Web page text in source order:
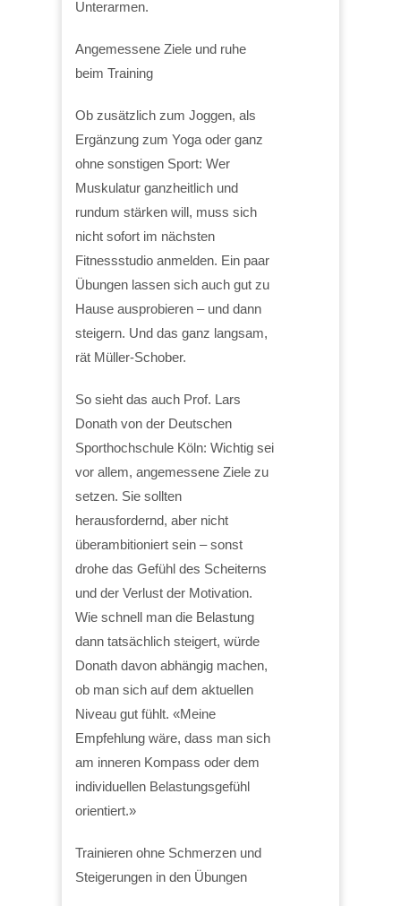
Unterarmen.
Angemessene Ziele und ruhe
beim Training
Ob zusätzlich zum Joggen, als
Ergänzung zum Yoga oder ganz
ohne sonstigen Sport: Wer
Muskulatur ganzheitlich und
rundum stärken will, muss sich
nicht sofort im nächsten
Fitnessstudio anmelden. Ein paar
Übungen lassen sich auch gut zu
Hause ausprobieren – und dann
steigern. Und das ganz langsam,
rät Müller-Schober.
So sieht das auch Prof. Lars
Donath von der Deutschen
Sporthochschule Köln: Wichtig sei
vor allem, angemessene Ziele zu
setzen. Sie sollten
herausfordernd, aber nicht
überambitioniert sein – sonst
drohe das Gefühl des Scheiterns
und der Verlust der Motivation.
Wie schnell man die Belastung
dann tatsächlich steigert, würde
Donath davon abhängig machen,
ob man sich auf dem aktuellen
Niveau gut fühlt. «Meine
Empfehlung wäre, dass man sich
am inneren Kompass oder dem
individuellen Belastungsgefühl
orientiert.»
Trainieren ohne Schmerzen und
Steigerungen in den Übungen